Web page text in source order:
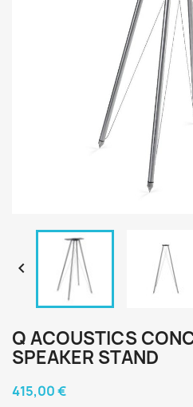

Q ACOUSTICS
SPEAKER STAND
415,00 €